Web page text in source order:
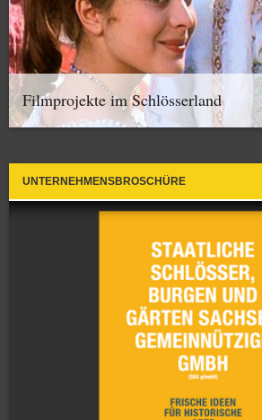
Filmprojekte im Schlösserland
UNTERNEHMENSBROSCHÜRE